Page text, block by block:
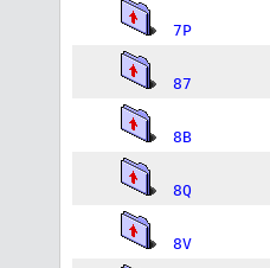
7P
87
8B
8Q
8V